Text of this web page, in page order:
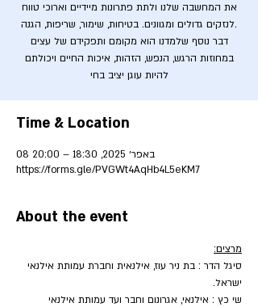
את המחשבה שלנו ולתת פתרונות מיידיים וארוכי טווח
לנזקים גדולים ומגוונים. בטיחות, שימור, שריפות, הגנה.
דבר נוסף שלמדנו הוא מקומם ותפקידם של עצים
במחוזות הרגש, הנפש, הזהות, איכות החיים ויכולתם
להיות עוגן יציב בחי
Time & Location
08 באפר׳ 2025, 18:30 – 20:00
https://forms.gle/PVGWt4AqHb4L5eKM7
About the event
מרצים:
סיגל הדר : בת ניר עוז, אילנאית וחברת עמותת אילנאי
ישראל.
שי כץ : אילנאי, אגרונום וחבר ועד עמותת אילנאי